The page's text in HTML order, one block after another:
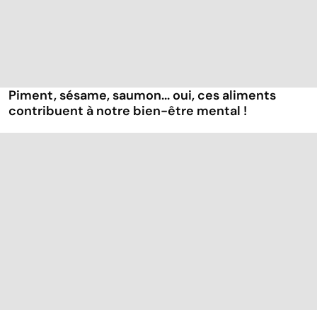
Piment, sésame, saumon... oui, ces aliments
contribuent à notre bien-être mental !